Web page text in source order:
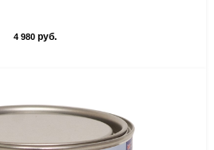
4 980 руб.